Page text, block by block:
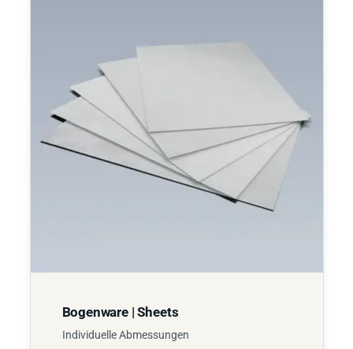
Bogenware | Sheets
Individuelle Abmessungen